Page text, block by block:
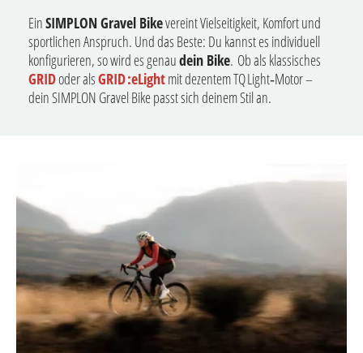
EinSIMPLON Gravel Bikevereint Vielseitigkeit, Komfort und
sportlichen Anspruch. Und das Beste: Du kannst es individuell
konfigurieren, so wird es genaudein Bike. Ob als klassisches
GRIDoder alsGRID :eLightmit dezentem TQ Light‑Motor –
dein SIMPLON Gravel Bike passt sich deinem Stil an.